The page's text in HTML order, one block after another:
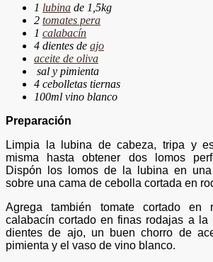
1 lubina de 1,5kg
2 tomates pera
1 calabacín
4 dientes de ajo
aceite de oliva
sal y pimienta
4 cebolletas tiernas
100ml vino blanco
Preparación
Limpia la lubina de cabeza, tripa y
misma hasta obtener dos lomos
Dispón los lomos de la lubina en
sobre una cama de cebolla cortada en
Agrega también tomate cortado en
calabacín cortado en finas rodajas a la
dientes de ajo, un buen chorro de
pimienta y el vaso de vino blanco.